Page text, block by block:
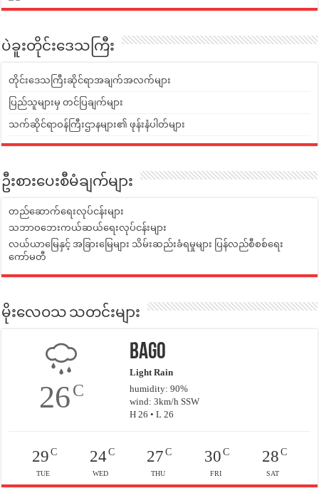
ပဲခူးတိုင်းဒေသကြီး
တိုင်းဒေသကြီးဆိုင်ရာအချက်အလက်များ
ပြည်သူများမှ တင်ပြချက်များ
သက်ဆိုင်ရာဝန်ကြီးဌာနများ၏ ဖုန်းနံပါတ်များ
ဦးစားပေးစီမံချက်များ
တည်ဆောက်ရေးလုပ်ငန်းများ
သဘာဝဘေးကယ်ဆယ်ရေးလုပ်ငန်းများ
လယ်ယာမြေနှင့် အခြားမြေများ သိမ်းဆည်းခံရမှုများ ပြန်လည်စီစစ်ရေး
ကော်မတီ
မိုးလေဝသ သတင်းများ
26C
Bago
Light Rain
humidity: 90%
wind: 3km/h SSW
H 26 • L 26
29C
TUE
24C
WED
27 C
THU
30C
FRI
28C
SAT